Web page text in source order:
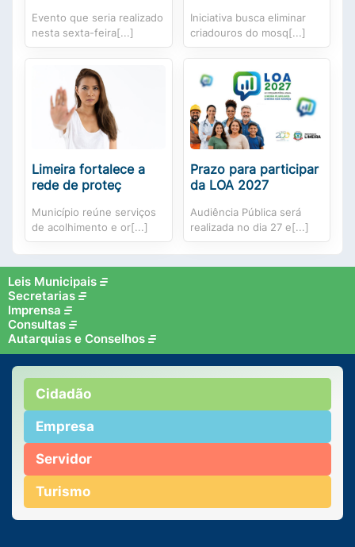
Evento que seria realizado
nesta sexta-feira[...]
Iniciativa busca eliminar
criadouros do mosq[...]
Limeira fortalece a
rede de proteç
Município reúne serviços
de acolhimento e or[...]
Prazo para participar
da LOA 2027
Audiência Pública será
realizada no dia 27 e[...]
Leis Municipais
Secretarias
Imprensa
Consultas
Autarquias e Conselhos
Cidadão
Empresa
Servidor
Turismo